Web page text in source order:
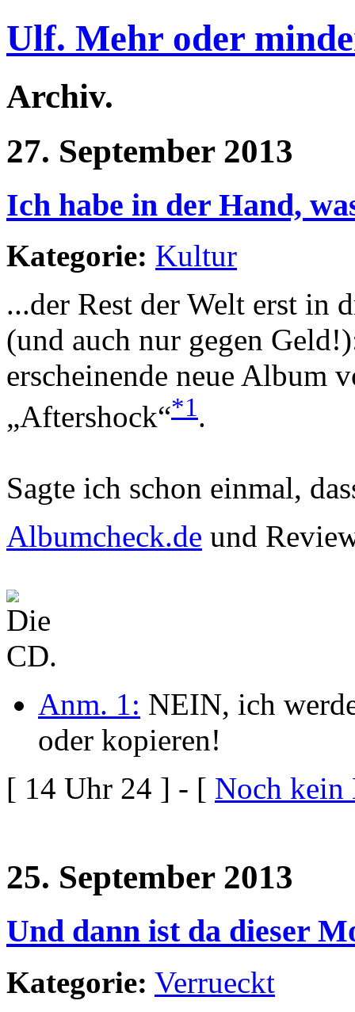
Ulf. Mehr oder
Archiv.
27. September 2013
Ich habe in der Hand,
Kategorie: Kultur
...der Rest der Welt erst in
(und auch nur gegen
erscheinende neue Album
„Aftershock“*1.
Sagte ich schon einmal,
Albumcheck.de und
Anm. 1: NEIN, ich
oder kopieren!
[ 14 Uhr 24 ] - [ Noch kein
25. September 2013
Und dann ist da dieser
Kategorie: Verrueckt